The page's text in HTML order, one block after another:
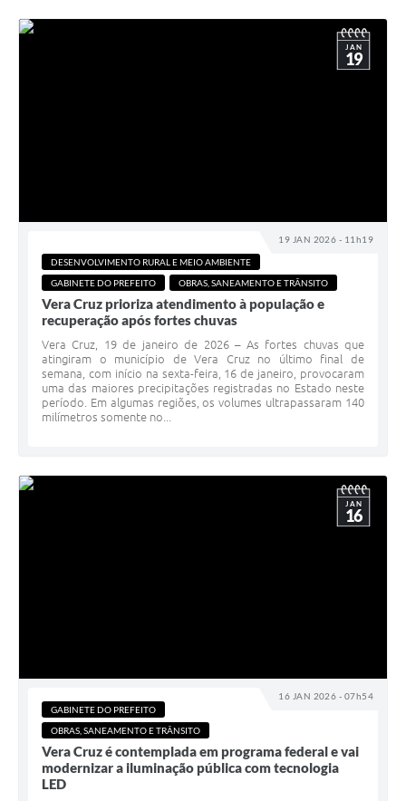
19 JAN 2026 - 11h19
JAN
19
DESENVOLVIMENTO RURAL E MEIO AMBIENTE
GABINETE DO PREFEITO
OBRAS, SANEAMENTO E TRÂNSITO
Vera Cruz prioriza atendimento à população e
recuperação após fortes chuvas
Vera Cruz, 19 de janeiro de 2026 – As fortes chuvas que
atingiram o município de Vera Cruz no último final de
semana, com início na sexta-feira, 16 de janeiro, provocaram
uma das maiores precipitações registradas no Estado neste
período. Em algumas regiões, os volumes ultrapassaram 140
milímetros somente no...
16 JAN 2026 - 07h54
JAN
16
GABINETE DO PREFEITO
OBRAS, SANEAMENTO E TRÂNSITO
Vera Cruz é contemplada em programa federal e vai
modernizar a iluminação pública com tecnologia
LED